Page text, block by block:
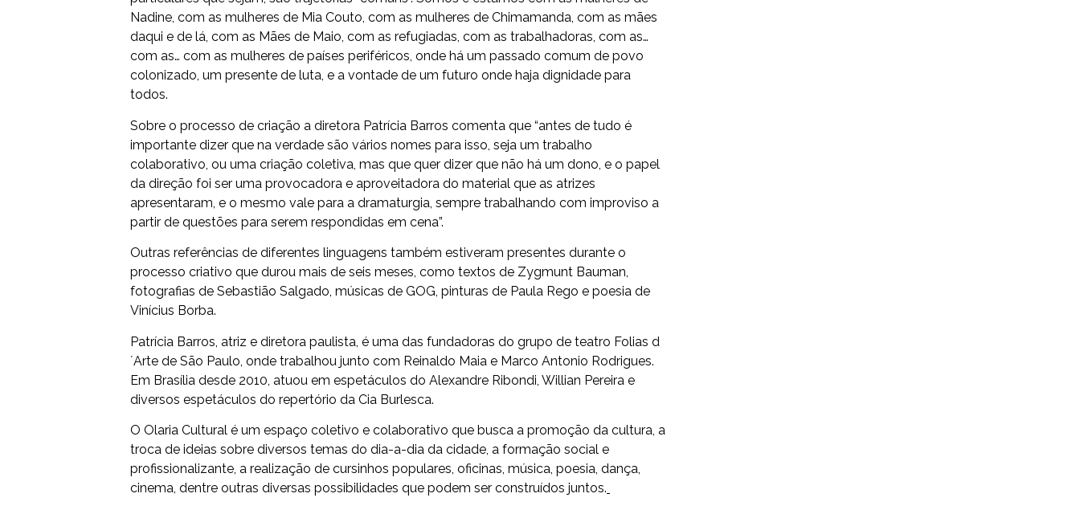
Nadine, com as mulheres de Mia Couto, com as mulheres de Chimamanda, com as mães
daqui e de lá, com as Mães de Maio, com as refugiadas, com as trabalhadoras, com as…
com as… com as mulheres de países periféricos, onde há um passado comum de povo
colonizado, um presente de luta, e a vontade de um futuro onde haja dignidade para
todos.
Sobre o processo de criação a diretora Patrícia Barros comenta que “antes de tudo é
importante dizer que na verdade são vários nomes para isso, seja um trabalho
colaborativo, ou uma criação coletiva, mas que quer dizer que não há um dono, e o papel
da direção foi ser uma provocadora e aproveitadora do material que as atrizes
apresentaram, e o mesmo vale para a dramaturgia, sempre trabalhando com improviso a
partir de questões para serem respondidas em cena”.
Outras referências de diferentes linguagens também estiveram presentes durante o
processo criativo que durou mais de seis meses, como textos de Zygmunt Bauman,
fotografias de Sebastião Salgado, músicas de GOG, pinturas de Paula Rego e poesia de
Vinícius Borba.
Patrícia Barros, atriz e diretora paulista, é uma das fundadoras do grupo de teatro Folias d
´Arte de São Paulo, onde trabalhou junto com Reinaldo Maia e Marco Antonio Rodrigues.
Em Brasília desde 2010, atuou em espetáculos do Alexandre Ribondi, Willian Pereira e
diversos espetáculos do repertório da Cia Burlesca.
O Olaria Cultural é um espaço coletivo e colaborativo que busca a promoção da cultura, a
troca de ideias sobre diversos temas do dia-a-dia da cidade, a formação social e
profissionalizante, a realização de cursinhos populares, oficinas, música, poesia, dança,
cinema, dentre outras diversas possibilidades que podem ser construídos juntos.